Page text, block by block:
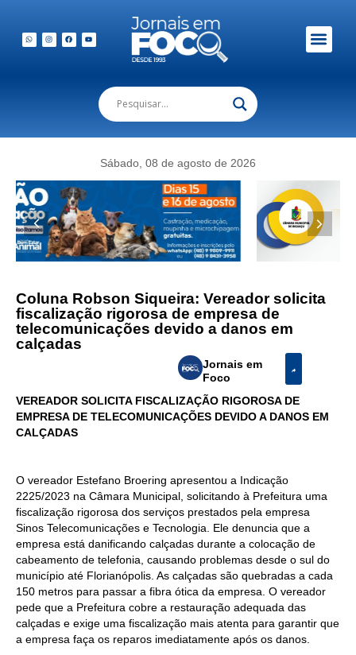
Sábado, 08 de agosto de 2026
Coluna Robson Siqueira: Vereador solicita
fiscalização rigorosa de empresa de
telecomunicações devido a danos em
calçadas
Jornais em
Foco
VEREADOR SOLICITA FISCALIZAÇÃO RIGOROSA DE
EMPRESA DE TELECOMUNICAÇÕES DEVIDO A DANOS EM
CALÇADAS
O vereador Estefano Broering apresentou a Indicação
2225/2023 na Câmara Municipal, solicitando à Prefeitura uma
fiscalização rigorosa dos serviços prestados pela empresa
Sinos Telecomunicações e Tecnologia. Ele denuncia que a
empresa está danificando calçadas durante a colocação de
cabeamento de telefonia, causando problemas desde o sul do
município até Florianópolis. As calçadas são quebradas a cada
150 metros para passar a fibra ótica da empresa. O vereador
pede que a Prefeitura cobre a restauração adequada das
calçadas e exige uma fiscalização mais atenta para garantir que
a empresa faça os reparos imediatamente após os danos.